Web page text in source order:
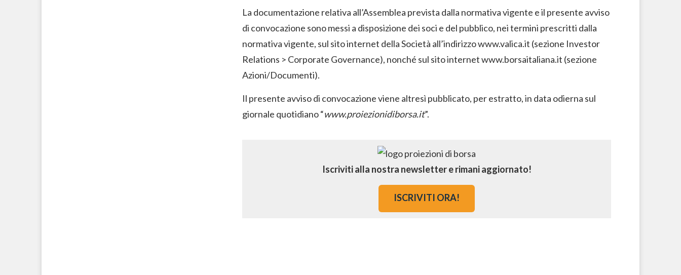
La documentazione relativa all’Assemblea prevista dalla normativa vigente e il presente avviso
di convocazione sono messi a disposizione dei soci e del pubblico, nei termini prescritti dalla
normativa vigente, sul sito internet della Società all’indirizzo www.valica.it (sezione Investor
Relations > Corporate Governance), nonché sul sito internet www.borsaitaliana.it (sezione
Azioni/Documenti).
Il presente avviso di convocazione viene altresì pubblicato, per estratto, in data odierna sul
giornale quotidiano “www.proiezionidiborsa.it”.
Iscriviti alla nostra newsletter e rimani aggiornato!
ISCRIVITI ORA!